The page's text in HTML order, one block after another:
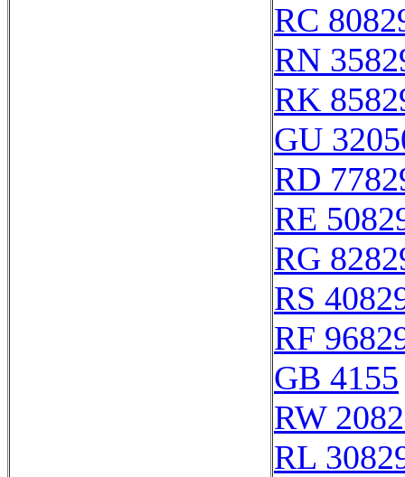
RC
RN
RK
GU
RD
RE
RG
RS
RF
GB 4155
RW
RL